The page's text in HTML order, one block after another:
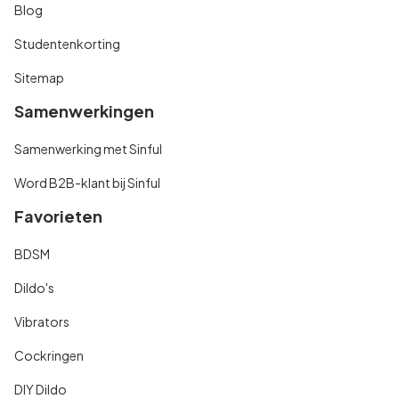
Blog
Studentenkorting
Sitemap
Samenwerkingen
Samenwerking met Sinful
Word B2B-klant bij Sinful
Favorieten
BDSM
Dildo's
Vibrators
Cockringen
DIY Dildo